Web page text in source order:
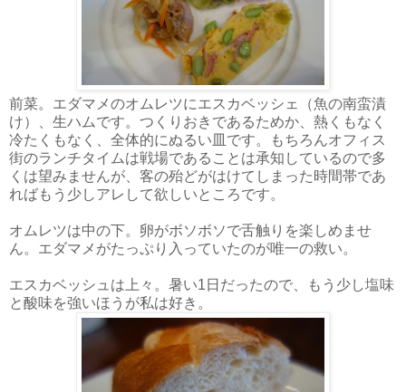
前菜。エダマメのオムレツにエスカベッシェ（魚の南蛮漬
け）、生ハムです。つくりおきであるためか、熱くもなく
冷たくもなく、全体的にぬるい皿です。もちろんオフィス
街のランチタイムは戦場であることは承知しているので多
くは望みませんが、客の殆どがはけてしまった時間帯であ
ればもう少しアレして欲しいところです。
オムレツは中の下。卵がボソボソで舌触りを楽しめませ
ん。エダマメがたっぷり入っていたのが唯一の救い。
エスカベッシュは上々。暑い1日だったので、もう少し塩味
と酸味を強いほうが私は好き。